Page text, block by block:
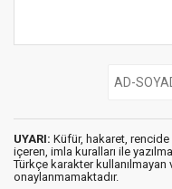
UYARI: Küfür, hakaret, rencide
içeren, imla kuralları ile
Türkçe karakter kullanılmayan
onaylanmamaktadır.